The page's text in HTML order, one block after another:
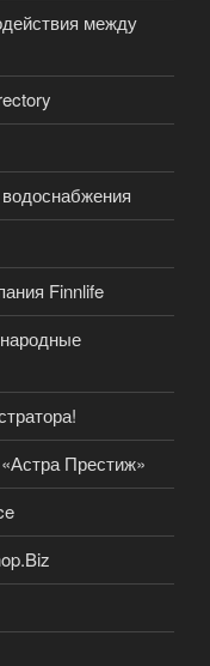
между
Finnlife
Престиж»